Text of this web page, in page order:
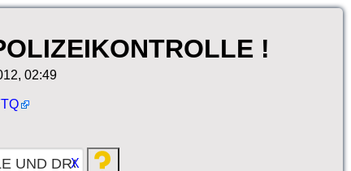
!
02:49
X